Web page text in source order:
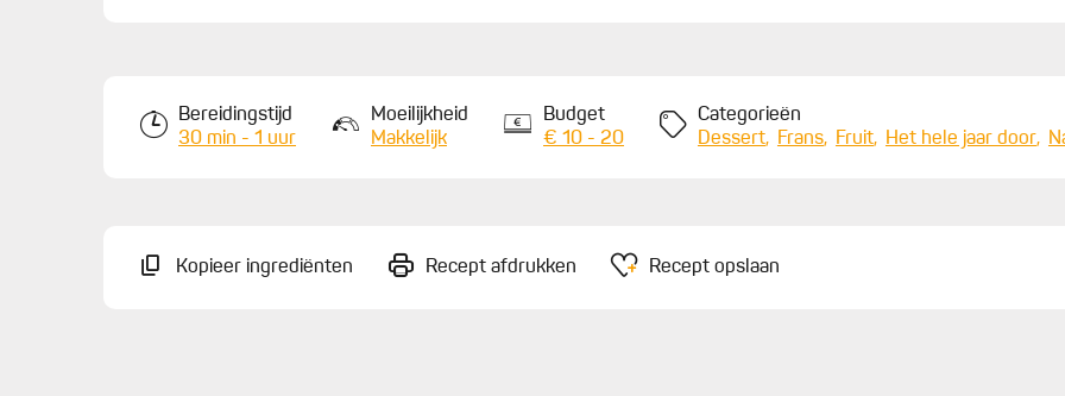
Bereidingstijd
30 min - 1 uur
Moeilijkheid
Makkelijk
Budget
€ 10 - 20
Categorieën
Dessert
Frans Fruit Het hele jaar door
Kopieer ingrediënten Recept afdrukken Recept opslaan